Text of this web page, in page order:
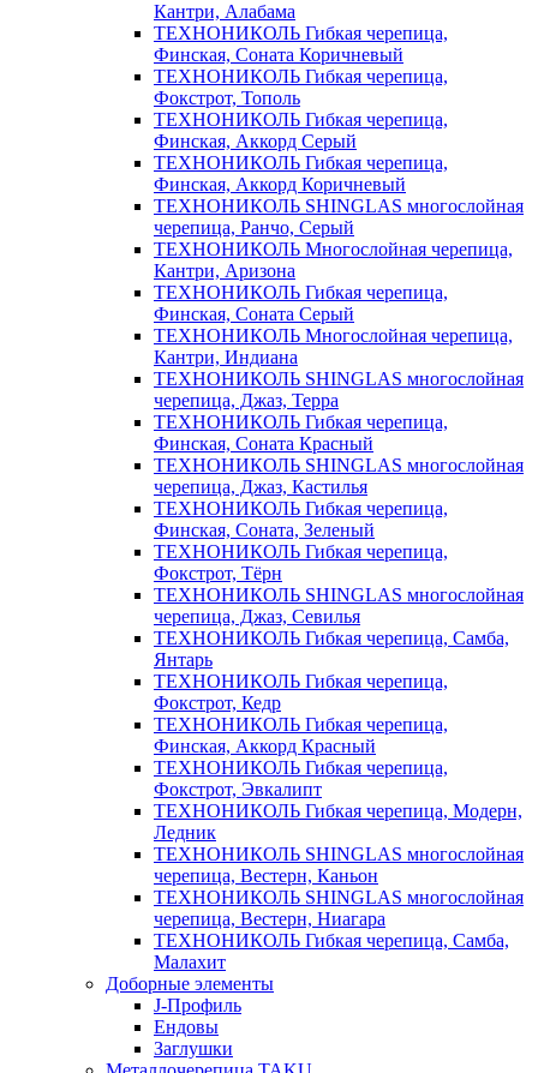
Кантри, Алабама
ТЕХНОНИКОЛЬ Гибкая черепица,
Финская, Соната Коричневый
ТЕХНОНИКОЛЬ Гибкая черепица,
Фокстрот, Тополь
ТЕХНОНИКОЛЬ Гибкая черепица,
Финская, Аккорд Серый
ТЕХНОНИКОЛЬ Гибкая черепица,
Финская, Аккорд Коричневый
ТЕХНОНИКОЛЬ SHINGLAS многослойная
черепица, Ранчо, Серый
ТЕХНОНИКОЛЬ Многослойная черепица,
Кантри, Аризона
ТЕХНОНИКОЛЬ Гибкая черепица,
Финская, Соната Серый
ТЕХНОНИКОЛЬ Многослойная черепица,
Кантри, Индиана
ТЕХНОНИКОЛЬ SHINGLAS многослойная
черепица, Джаз, Терра
ТЕХНОНИКОЛЬ Гибкая черепица,
Финская, Соната Красный
ТЕХНОНИКОЛЬ SHINGLAS многослойная
черепица, Джаз, Кастилья
ТЕХНОНИКОЛЬ Гибкая черепица,
Финская, Соната, Зеленый
ТЕХНОНИКОЛЬ Гибкая черепица,
Фокстрот, Тёрн
ТЕХНОНИКОЛЬ SHINGLAS многослойная
черепица, Джаз, Севилья
ТЕХНОНИКОЛЬ Гибкая черепица, Самба,
Янтарь
ТЕХНОНИКОЛЬ Гибкая черепица,
Фокстрот, Кедр
ТЕХНОНИКОЛЬ Гибкая черепица,
Финская, Аккорд Красный
ТЕХНОНИКОЛЬ Гибкая черепица,
Фокстрот, Эвкалипт
ТЕХНОНИКОЛЬ Гибкая черепица, Модерн,
Ледник
ТЕХНОНИКОЛЬ SHINGLAS многослойная
черепица, Вестерн, Каньон
ТЕХНОНИКОЛЬ SHINGLAS многослойная
черепица, Вестерн, Ниагара
ТЕХНОНИКОЛЬ Гибкая черепица, Самба,
Малахит
Доборные элементы
J-Профиль
Ендовы
Заглушки